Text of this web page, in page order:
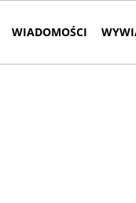
WIADOMOŚCI